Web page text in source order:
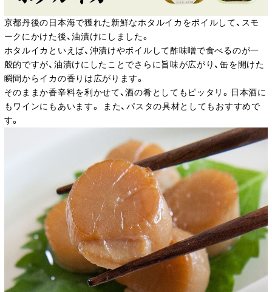
京都丹後の日本海で獲れた新鮮なホタルイカをボイルして、スモ
ークにかけた後、油漬けにしました。
ホタルイカといえば、沖漬けやボイルして酢味噌で食べるのが一
般的ですが、油漬けにしたことでさらに旨味が広がり、缶を開けた
瞬間からイカの香りは広がります。
そのままか香辛料を利かせて、酒の肴としてもピッタリ。日本酒に
もワインにもあいます。 また、パスタの具材としてもおすすめで
す。